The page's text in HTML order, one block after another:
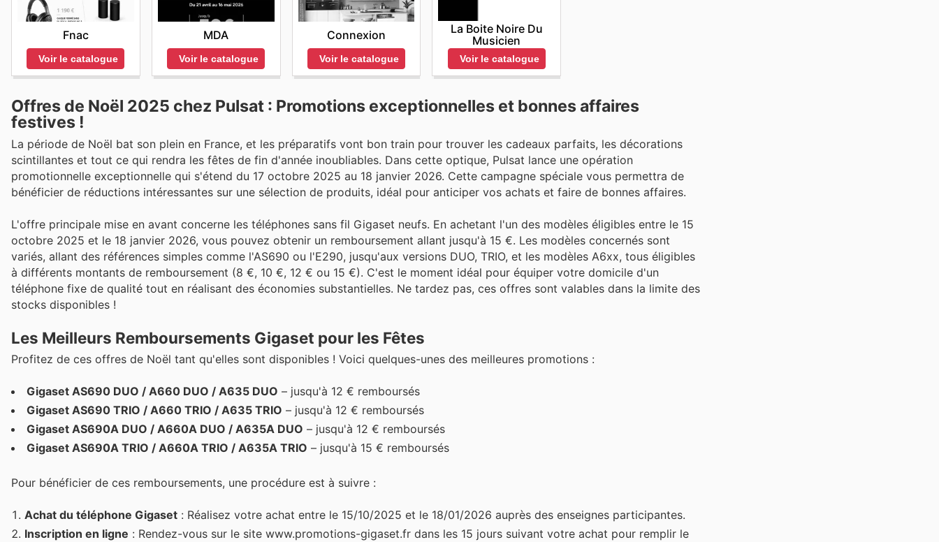
Fnac
Voir le catalogue
MDA
Voir le catalogue
Connexion
Voir le catalogue
La Boite Noire Du
Musicien
Voir le catalogue
Offres de Noël 2025 chez Pulsat : Promotions exceptionnelles et bonnes affaires
festives !
La période de Noël bat son plein en France, et les préparatifs vont bon train pour trouver les cadeaux parfaits, les décorations
scintillantes et tout ce qui rendra les fêtes de fin d'année inoubliables. Dans cette optique, Pulsat lance une opération
promotionnelle exceptionnelle qui s'étend du 17 octobre 2025 au 18 janvier 2026. Cette campagne spéciale vous permettra de
bénéficier de réductions intéressantes sur une sélection de produits, idéal pour anticiper vos achats et faire de bonnes affaires.
L'offre principale mise en avant concerne les téléphones sans fil Gigaset neufs. En achetant l'un des modèles éligibles entre le 15
octobre 2025 et le 18 janvier 2026, vous pouvez obtenir un remboursement allant jusqu'à 15 €. Les modèles concernés sont
variés, allant des références simples comme l'AS690 ou l'E290, jusqu'aux versions DUO, TRIO, et les modèles A6xx, tous éligibles
à différents montants de remboursement (8 €, 10 €, 12 € ou 15 €). C'est le moment idéal pour équiper votre domicile d'un
téléphone fixe de qualité tout en réalisant des économies substantielles. Ne tardez pas, ces offres sont valables dans la limite des
stocks disponibles !
Les Meilleurs Remboursements Gigaset pour les Fêtes
Profitez de ces offres de Noël tant qu'elles sont disponibles ! Voici quelques-unes des meilleures promotions :
Gigaset AS690 DUO / A660 DUO / A635 DUO – jusqu'à 12 € remboursés
Gigaset AS690 TRIO / A660 TRIO / A635 TRIO – jusqu'à 12 € remboursés
Gigaset AS690A DUO / A660A DUO / A635A DUO – jusqu'à 12 € remboursés
Gigaset AS690A TRIO / A660A TRIO / A635A TRIO – jusqu'à 15 € remboursés
Pour bénéficier de ces remboursements, une procédure est à suivre :
Achat du téléphone Gigaset : Réalisez votre achat entre le 15/10/2025 et le 18/01/2026 auprès des enseignes participantes.
Inscription en ligne : Rendez-vous sur le site www.promotions-gigaset.fr dans les 15 jours suivant votre achat pour remplir le